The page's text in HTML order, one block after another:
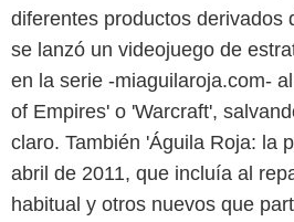
diferentes productos derivados
se lanzó un videojuego de
en la serie -miaguilaroja.com-
of Empires' o 'Warcraft',
claro. También 'Águila Roja: la
abril de 2011, que incluía al
habitual y otros nuevos que